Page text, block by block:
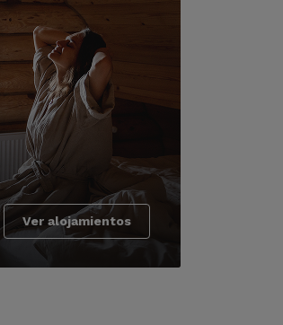
Ver alojamientos